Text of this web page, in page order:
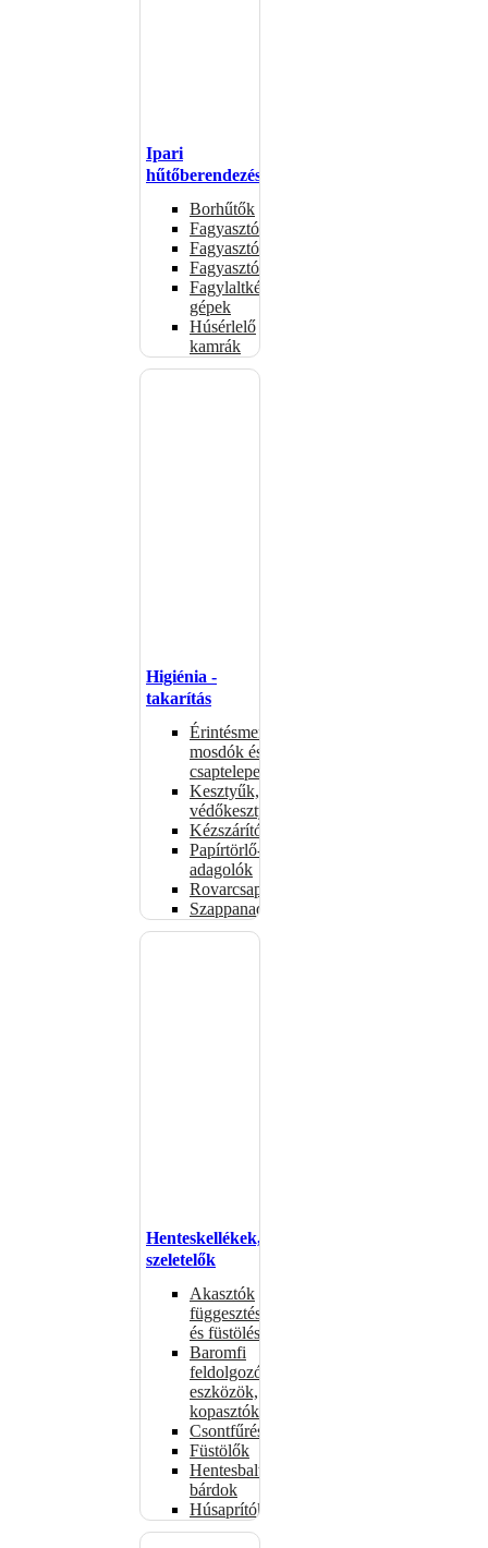
Ipari
hűtőberendezések
Borhűtők
Fagyasztóasztalok
Fagyasztóládák
Fagyasztószekrények
Fagylaltkészítő
gépek
Húsérlelő
kamrák
Higiénia -
takarítás
Érintésmentes
mosdók és
csaptelepek
Kesztyűk,
védőkesztyűk
Kézszárítók
Papírtörlő-
adagolók
Rovarcsapdák
Szappanadagolók
Henteskellékek,
szeletelők
Akasztók
függesztéshez
és füstöléshez
Baromfi
feldolgozó
eszközök,
kopasztók
Csontfűrészek
Füstölők
Hentesbalták,
bárdok
Húsaprítók